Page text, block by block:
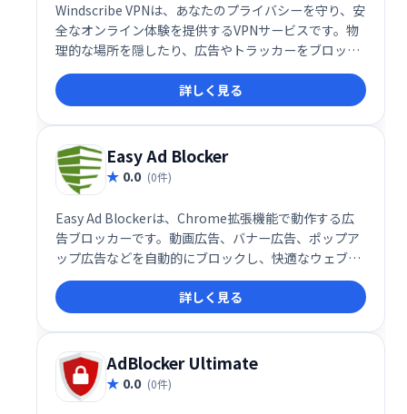
Windscribe VPNは、あなたのプライバシーを守り、安
全なオンライン体験を提供するVPNサービスです。物
理的な場所を隠したり、広告やトラッカーをブロック
したりすることで、オンラインでの追跡を防ぎます。
IPアドレスをマスクし、Webサイトへの安全なアクセ
スを保証します。安心してインターネットをご利用く
ださい。
詳しく見る
Easy Ad Blocker
0.0 (0件)
Easy Ad Blockerは、Chrome拡張機能で動作する広
告ブロッカーです。動画広告、バナー広告、ポップア
ップ広告などを自動的にブロックし、快適なウェブ閲
覧を実現します。帯域幅の節約にも繋がり、高速なイ
ンターネット接続を維持できます。煩わしい広告に悩
まされることなく、スムーズなネットサーフィンをお
楽しみください。
詳しく見る
AdBlocker Ultimate
0.0 (0件)